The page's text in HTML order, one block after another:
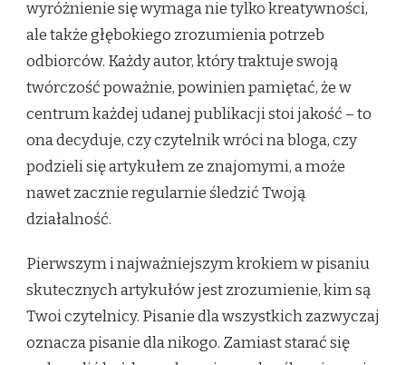
wyróżnienie się wymaga nie tylko kreatywności,
ale także głębokiego zrozumienia potrzeb
odbiorców. Każdy autor, który traktuje swoją
twórczość poważnie, powinien pamiętać, że w
centrum każdej udanej publikacji stoi jakość – to
ona decyduje, czy czytelnik wróci na bloga, czy
podzieli się artykułem ze znajomymi, a może
nawet zacznie regularnie śledzić Twoją
działalność.
Pierwszym i najważniejszym krokiem w pisaniu
skutecznych artykułów jest zrozumienie, kim są
Twoi czytelnicy. Pisanie dla wszystkich zazwyczaj
oznacza pisanie dla nikogo. Zamiast starać się